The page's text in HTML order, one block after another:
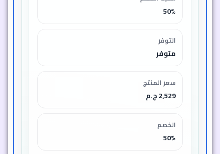
50%
التوفر
متوفر
سعر المنتج
2,529 ج.م
الخصم
50%